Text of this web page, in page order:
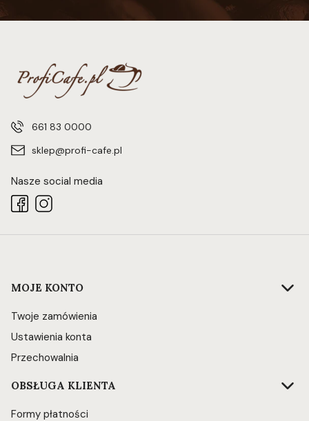
661 83 0000
sklep@profi-cafe.pl
Nasze social media
Linki w stopce
MOJE KONTO
Twoje zamówienia
Ustawienia konta
Przechowalnia
OBSŁUGA KLIENTA
Formy płatności